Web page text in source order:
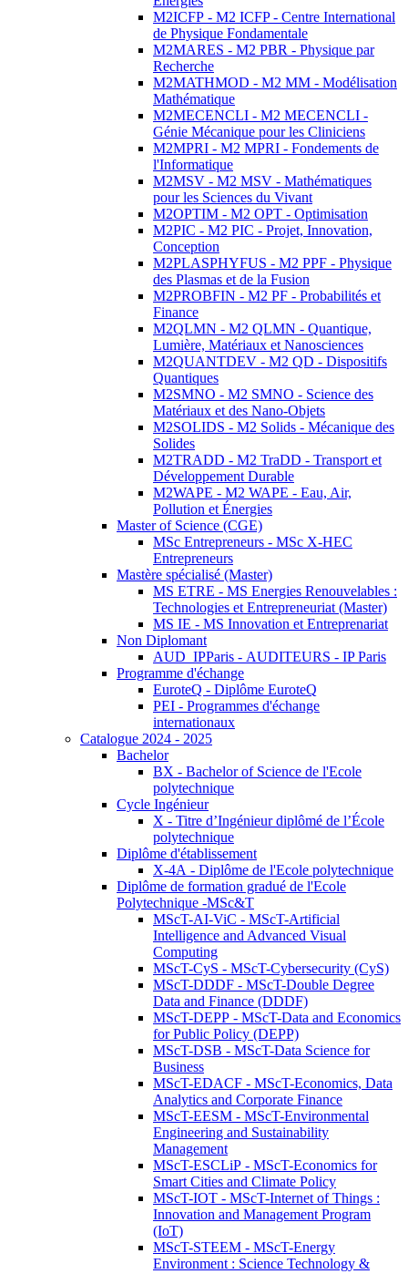
M2ICFP - M2 ICFP - Centre International
de Physique Fondamentale
M2MARES - M2 PBR - Physique par
Recherche
M2MATHMOD - M2 MM - Modélisation
Mathématique
M2MECENCLI - M2 MECENCLI -
Génie Mécanique pour les Cliniciens
M2MPRI - M2 MPRI - Fondements de
l'Informatique
M2MSV - M2 MSV - Mathématiques
pour les Sciences du Vivant
M2OPTIM - M2 OPT - Optimisation
M2PIC - M2 PIC - Projet, Innovation,
Conception
M2PLASPHYFUS - M2 PPF - Physique
des Plasmas et de la Fusion
M2PROBFIN - M2 PF - Probabilités et
Finance
M2QLMN - M2 QLMN - Quantique,
Lumière, Matériaux et Nanosciences
M2QUANTDEV - M2 QD - Dispositifs
Quantiques
M2SMNO - M2 SMNO - Science des
Matériaux et des Nano-Objets
M2SOLIDS - M2 Solids - Mécanique des
Solides
M2TRADD - M2 TraDD - Transport et
Développement Durable
M2WAPE - M2 WAPE - Eau, Air,
Pollution et Énergies
Master of Science (CGE)
MSc Entrepreneurs - MSc X-HEC
Entrepreneurs
Mastère spécialisé (Master)
MS ETRE - MS Energies Renouvelables :
Technologies et Entrepreneuriat (Master)
MS IE - MS Innovation et Entreprenariat
Non Diplomant
AUD_IPParis - AUDITEURS - IP Paris
Programme d'échange
EuroteQ - Diplôme EuroteQ
PEI - Programmes d'échange
internationaux
Catalogue 2024 - 2025
Bachelor
BX - Bachelor of Science de l'Ecole
polytechnique
Cycle Ingénieur
X - Titre d’Ingénieur diplômé de l’École
polytechnique
Diplôme d'établissement
X-4A - Diplôme de l'Ecole polytechnique
Diplôme de formation gradué de l'Ecole
Polytechnique -MSc&T
MScT-AI-ViC - MScT-Artificial
Intelligence and Advanced Visual
Computing
MScT-CyS - MScT-Cybersecurity (CyS)
MScT-DDDF - MScT-Double Degree
Data and Finance (DDDF)
MScT-DEPP - MScT-Data and Economics
for Public Policy (DEPP)
MScT-DSB - MScT-Data Science for
Business
MScT-EDACF - MScT-Economics, Data
Analytics and Corporate Finance
MScT-EESM - MScT-Environmental
Engineering and Sustainability
Management
MScT-ESCLiP - MScT-Economics for
Smart Cities and Climate Policy
MScT-IOT - MScT-Internet of Things :
Innovation and Management Program
(IoT)
MScT-STEEM - MScT-Energy
Environment : Science Technology &